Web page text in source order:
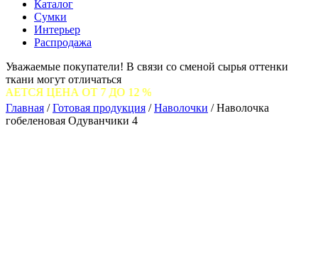
Каталог
Сумки
Интерьер
Распродажа
Уважаемые покупатели! В связи со сменой сырья оттенки
ткани могут отличаться
ОТ 7 ДО 12 %
Главная /Готовая продукция /Наволочки /Наволочка
гобеленовая Одуванчики 4